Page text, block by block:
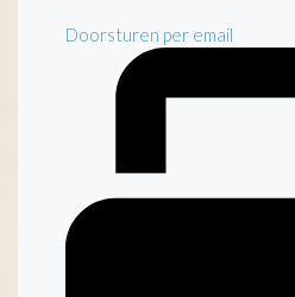
Doorsturen per email